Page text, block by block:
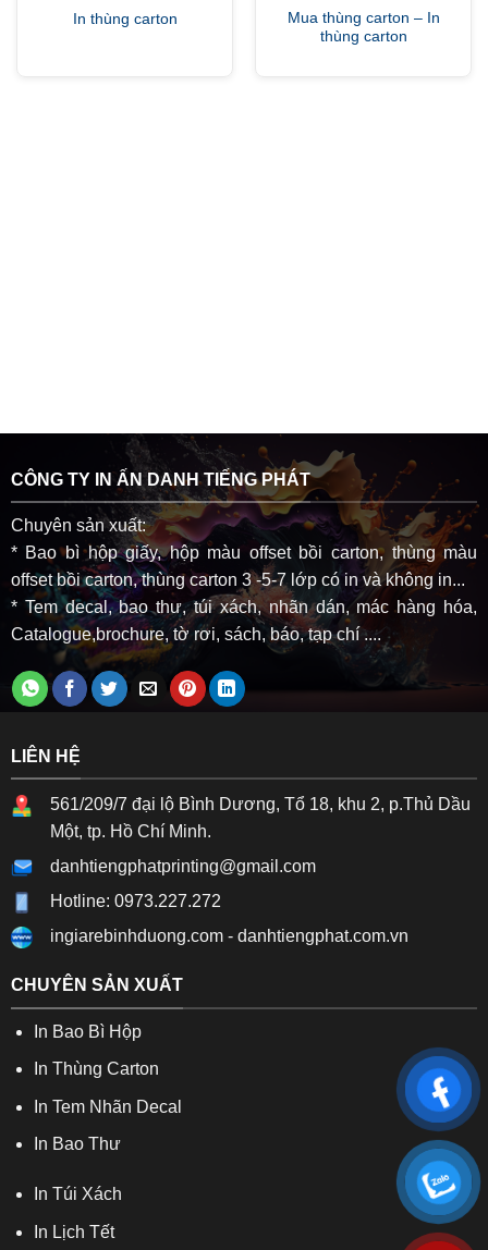
In thùng carton
Mua thùng carton – In
thùng carton
CÔNG TY IN ẤN DANH TIẾNG PHÁT
Chuyên sản xuất:
* Bao bì hộp giấy, hộp màu offset bồi carton, thùng màu
offset bồi carton, thùng carton 3 -5-7 lớp có in và không in...
* Tem decal, bao thư, túi xách, nhãn dán, mác hàng hóa,
Catalogue,brochure, tờ rơi, sách, báo, tạp chí ....
LIÊN HỆ
561/209/7 đại lộ Bình Dương, Tổ 18, khu 2, p.Thủ Dầu
Một, tp. Hồ Chí Minh.
danhtiengphatprinting@gmail.com
Hotline: 0973.227.272
ingiarebinhduong.com- danhtiengphat.com.vn
CHUYÊN SẢN XUẤT
In Bao Bì Hộp
In Thùng Carton
In Tem Nhãn Decal
In Bao Thư
In Túi Xách
In Lịch Tết